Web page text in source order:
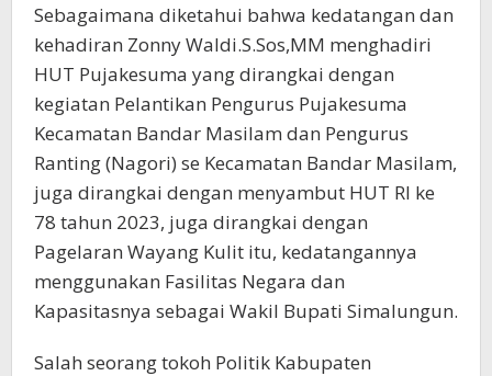
Sebagaimana diketahui bahwa kedatangan dan
kehadiran Zonny Waldi.S.Sos,MM menghadiri
HUT Pujakesuma yang dirangkai dengan
kegiatan Pelantikan Pengurus Pujakesuma
Kecamatan Bandar Masilam dan Pengurus
Ranting (Nagori) se Kecamatan Bandar Masilam,
juga dirangkai dengan menyambut HUT RI ke
78 tahun 2023, juga dirangkai dengan
Pagelaran Wayang Kulit itu, kedatangannya
menggunakan Fasilitas Negara dan
Kapasitasnya sebagai Wakil Bupati Simalungun.
Salah seorang tokoh Politik Kabupaten